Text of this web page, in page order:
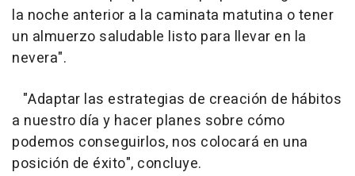
la noche anterior a la caminata matutina o tener
un almuerzo saludable listo para llevar en la
nevera".
"Adaptar las estrategias de creación de hábitos
a nuestro día y hacer planes sobre cómo
podemos conseguirlos, nos colocará en una
posición de éxito", concluye.